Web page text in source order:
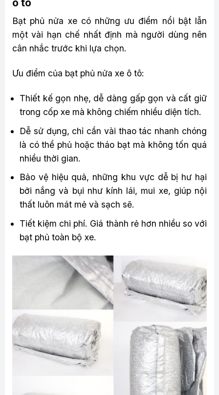
ô tô
Bạt phủ nửa xe có những ưu điểm nổi bật lẫn
một vài hạn chế nhất định mà người dùng nên
cân nhắc trước khi lựa chọn.
Ưu điểm của bạt phủ nửa xe ô tô:
Thiết kế gọn nhẹ, dễ dàng gấp gọn và cất giữ
trong cốp xe mà không chiếm nhiều diện tích.
Dễ sử dụng, chỉ cần vài thao tác nhanh chóng
là có thể phủ hoặc tháo bạt mà không tốn quá
nhiều thời gian.
Bảo vệ hiệu quả, những khu vực dễ bị hư hại
bởi nắng và bụi như kính lái, mui xe, giúp nội
thất luôn mát mẻ và sạch sẽ.
Tiết kiệm chi phí. Giá thành rẻ hơn nhiều so với
bạt phủ toàn bộ xe.